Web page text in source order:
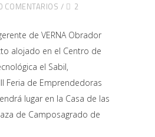
COMENTARIOS 2
de VERNA Obrador
alojado en el Centro de
el Sabil,
Feria de Emprendedoras
lugar en la Casa de las
de Camposagrado de